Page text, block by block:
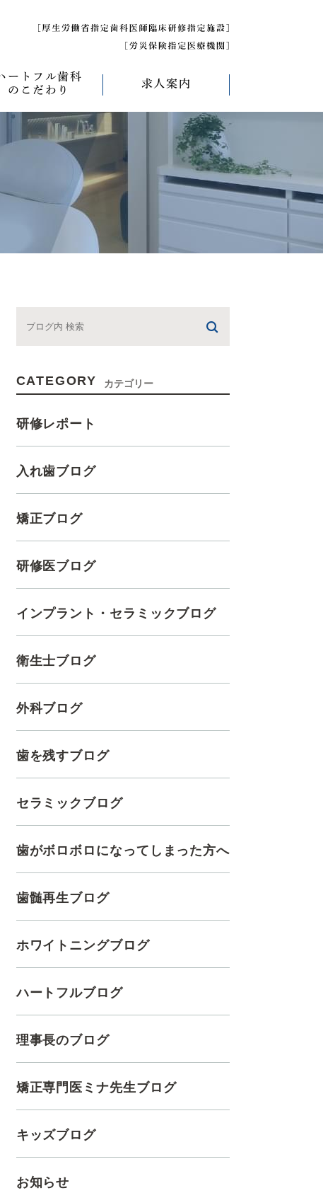
ートフル歯科
のこだわり
べく痛くない治療
べく削らない治療
べく抜かない治療
べく短期間の治療
管理について
求人案内
求人募集について
研修医募集
CATEGORY カテゴリー
研修レポート
入れ歯ブログ
矯正ブログ
研修医ブログ
インプラント・セラミックブログ
衛生士ブログ
外科ブログ
歯を残すブログ
セラミックブログ
歯がボロボロになってしまった方へ
歯髄再生ブログ
ホワイトニングブログ
ハートフルブログ
理事長のブログ
矯正専門医ミナ先生ブログ
キッズブログ
お知らせ